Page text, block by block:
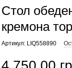
Стол
кремона
Артикул: LIQ558890